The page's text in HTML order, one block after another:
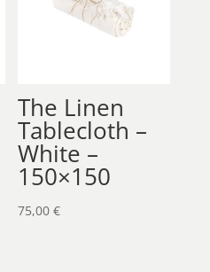
The Linen
Tablecloth –
White –
150×150
75,00€